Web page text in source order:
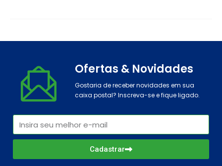
Ofertas & Novidades
Gostaria de receber novidades em sua
caixa postal? Inscreva-se e fique ligado.
Cadastrar